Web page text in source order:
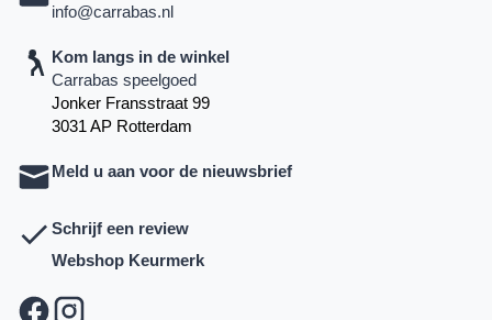
info@carrabas.nl
Kom langs in de winkel
Carrabas speelgoed
Jonker Fransstraat 99
3031 AP Rotterdam
Meld u aan voor de nieuwsbrief
Schrijf een review
Webshop Keurmerk